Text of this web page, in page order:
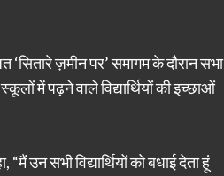
‘सितारे ज़मीन पर’ समागम के दौरान सभा
में पढ़ने वाले विद्यार्थियों की इच्छाओं
उन सभी विद्यार्थियों को बधाई देता हूं